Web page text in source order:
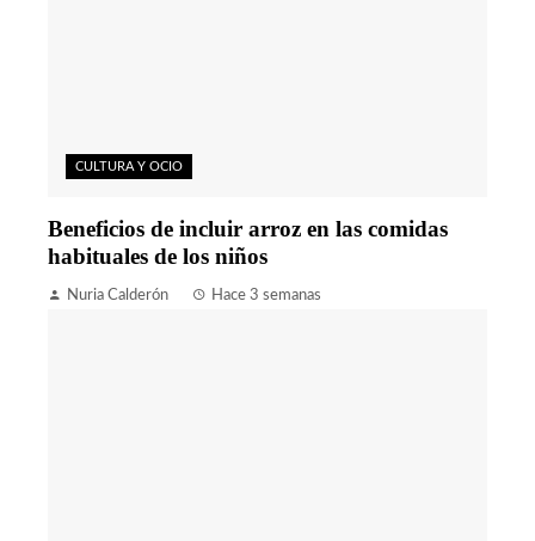
CULTURA Y OCIO
Beneficios de incluir arroz en las comidas
habituales de los niños
Nuria Calderón Hace 3 semanas